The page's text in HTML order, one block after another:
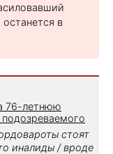
в
76-летнюю
подозреваемого
стоят
иналиды / вроде